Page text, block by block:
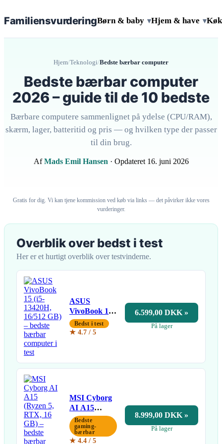
FamiliensvurderingBørn & baby ▾Hjem & have ▾
Hjem/Teknologi/Bedste bærbar computer
Bedste bærbar computer
2026 – guide til de 10 bedste
Bærbare computere sammenlignet på ydelse (CPU/RAM),
skærm, lager, batteritid og pris — og hvilken type der passer
til din brug.
AfMads Emil Hansen · Opdateret 16. juni 2026
Gratis for dig. Vi kan tjene kommission ved køb via links — det påvirker ikke vores
vurderinger.
Overblik over bedst i test
Her er et hurtigt overblik over testvinderne.
ASUS
VivoBook 15
(i5-13420H,
16/512 GB)
Bedst i test
★ 4.7 / 5
6.599,00 DKK »
På lager
MSI Cyborg
AI A15
(Ryzen 5,
RTX, 16 GB)
Bedste
gaming-
bærbar
★ 4.4 / 5
8.999,00 DKK »
På lager